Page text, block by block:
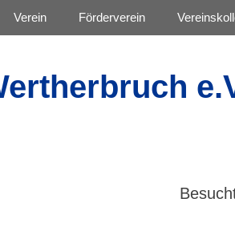
Verein Förderverein